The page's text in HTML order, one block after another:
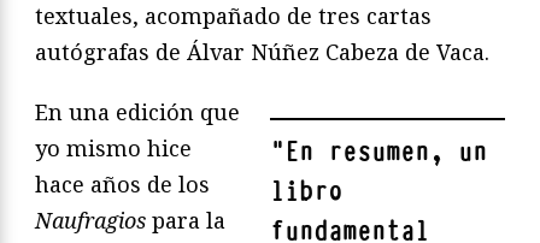
textuales, acompañado de tres cartas
autógrafas de Álvar Núñez Cabeza de Vaca.
"En resumen, un
libro
fundamental
En una edición que
yo mismo hice
hace años de los
Naufragios para la